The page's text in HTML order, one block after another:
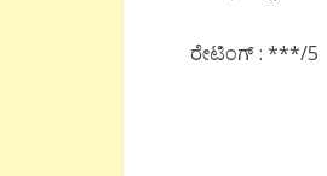
ರೇಟಿಂಗ್ : ***/5